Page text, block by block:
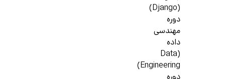
(Django)
دوره
مهندسی
داده
(Data
Engineering)